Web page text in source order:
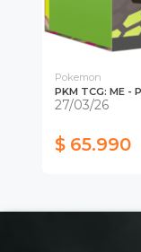
Pokemon
PKM TCG: ME -
27/03/26
$ 65.990